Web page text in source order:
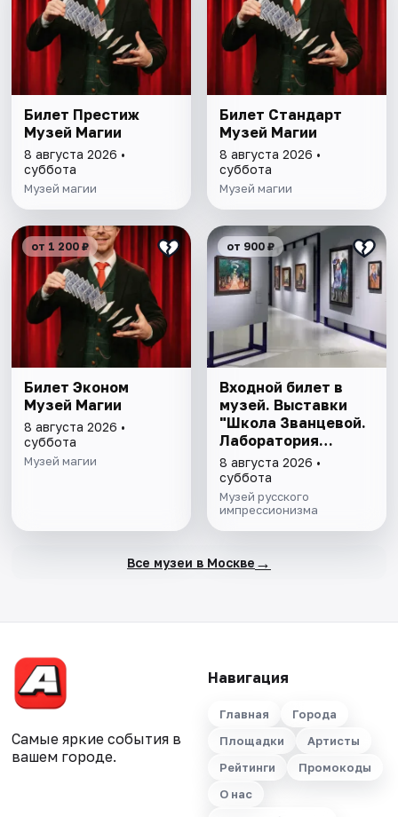
Билет Престиж
Музей Магии
8 августа 2026 •
суббота
Музей магии
Билет Стандарт
Музей Магии
8 августа 2026 •
суббота
Музей магии
от 1 200 ₽
Билет Эконом
Музей Магии
8 августа 2026 •
суббота
Музей магии
от 900 ₽
Входной билет в
музей. Выставки
"Школа Званцевой.
Лаборатория
модернизма" и
"Хрупкие причуды:
от кондитерской к
музею"
8 августа 2026 •
суббота
Музей русского
импрессионизма
Все музеи в Москве →
Самые яркие события в
вашем городе.
Навигация
Главная
Города
Площадки
Артисты
Рейтинги
Промокоды
О нас